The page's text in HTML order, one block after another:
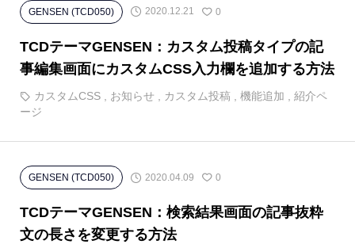
GENSEN (TCD050) 2020.12.21 0
TCDテーマGENSEN：カスタム投稿タイプの記
事編集画面にカスタムCSS入力欄を追加する方法
カスタムCSS , お知らせ , カスタム投稿 , 機能追加 , 紹介ペ
ージ
GENSEN (TCD050) 2020.04.09 0
TCDテーマGENSEN：検索結果画面の記事抜粋
文の長さを変更する方法